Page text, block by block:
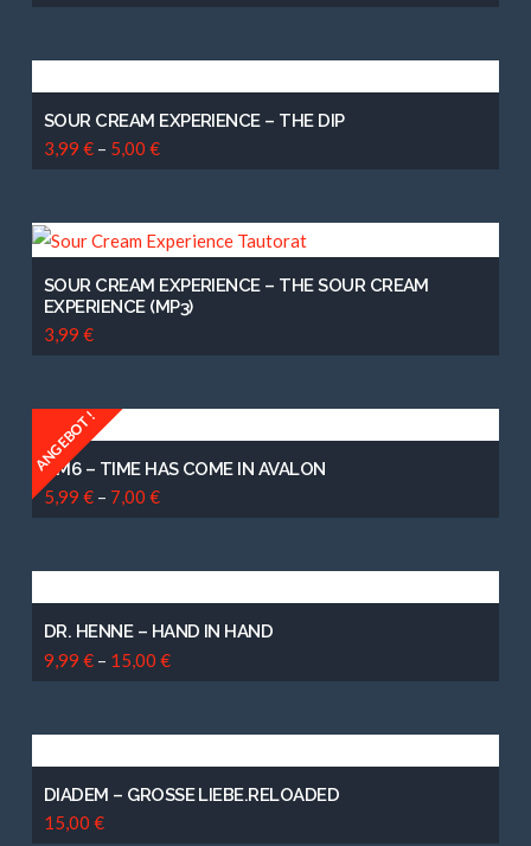
SOUR CREAM EXPERIENCE – THE DIP
3,99 €– 5,00 €
SOUR CREAM EXPERIENCE – THE SOUR CREAM
EXPERIENCE (MP3)
3,99 €
ANGEBOT!
TM6 – TIME HAS COME IN AVALON
5,99 €– 7,00 €
DR. HENNE – HAND IN HAND
9,99 €– 15,00 €
DIADEM – GROSSE LIEBE.RELOADED
15,00 €